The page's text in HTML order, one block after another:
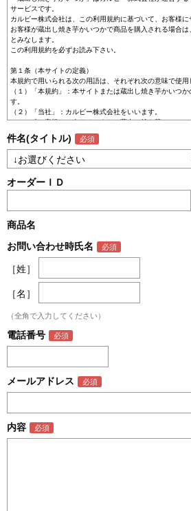
件名(タイトル)
オーダーＩＤ
商品名
お問い合わせ時氏名
［姓］
［名］
（全角で入力してください）
電話番号
メールアドレス
内容